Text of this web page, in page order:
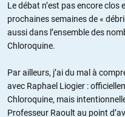
Le débat n’est pas encore
prochaines semaines de «
aussi dans l’ensemble des
Chloroquine.
Par ailleurs, j’ai du mal à
avec Raphael Liogier :
Chloroquine, mais
Professeur Raoult au point